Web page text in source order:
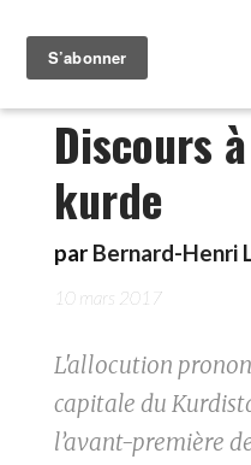
Discours
kurde
par Bernard-Henri
10 mars 2017
L'allocution
capitale du
l’avant-première